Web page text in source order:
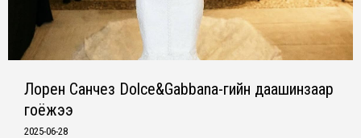
Лорен Санчез Dolce&Gabbana-гийн даашинзаар
гоёжээ
2025-06-28